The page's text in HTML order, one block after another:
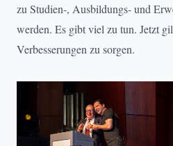
zu Studien-, Ausbildungs- und
werden. Es gibt viel zu tun. Jetzt
Verbesserungen zu sorgen.